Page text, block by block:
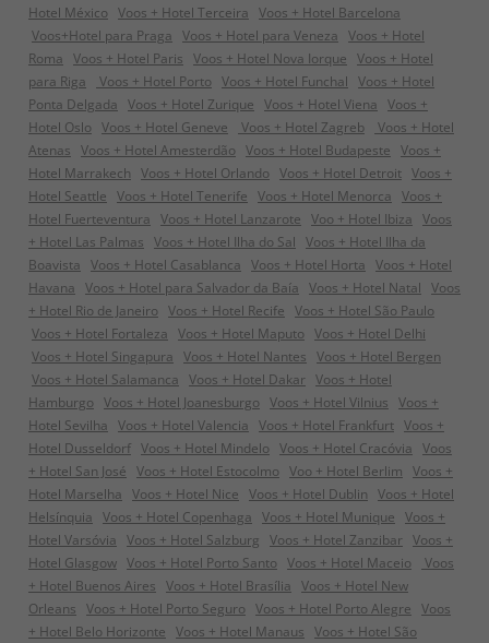
Hotel México Voos + Hotel Terceira Voos + Hotel Barcelona
Voos+Hotel para Praga Voos + Hotel para Veneza Voos + Hotel
Roma Voos + Hotel Paris Voos + Hotel Nova Iorque Voos + Hotel
para Riga
Voos + Hotel Porto Voos + Hotel Funchal Voos + Hotel
Ponta Delgada Voos + Hotel Zurique Voos + Hotel Viena Voos +
Hotel Oslo Voos + Hotel Geneve Voos + Hotel Zagreb
Voos + Hotel
Atenas Voos + Hotel Amesterdão Voos + Hotel Budapeste Voos +
Hotel Marrakech Voos + Hotel Orlando Voos + Hotel Detroit Voos +
Hotel Seattle Voos + Hotel Tenerife Voos + Hotel Menorca Voos +
Hotel Fuerteventura Voos + Hotel Lanzarote Voo + Hotel Ibiza Voos
+ Hotel Las Palmas Voos + Hotel Ilha do Sal Voos + Hotel Ilha da
Boavista Voos + Hotel Casablanca Voos + Hotel Horta Voos + Hotel
Havana Voos + Hotel para Salvador da Baía Voos + Hotel Natal Voos
+ Hotel Rio de Janeiro Voos + Hotel Recife Voos + Hotel São Paulo
Voos + Hotel Fortaleza Voos + Hotel Maputo Voos + Hotel Delhi
Voos + Hotel Singapura Voos + Hotel Nantes Voos + Hotel Bergen
Voos + Hotel Salamanca Voos + Hotel Dakar Voos + Hotel
Hamburgo Voos + Hotel Joanesburgo Voos + Hotel Vilnius Voos +
Hotel Sevilha Voos + Hotel Valencia Voos + Hotel Frankfurt Voos +
Hotel Dusseldorf Voos + Hotel Mindelo Voos + Hotel Cracóvia Voos
+ Hotel San José Voos + Hotel Estocolmo Voo + Hotel Berlim Voos +
Hotel Marselha Voos + Hotel Nice Voos + Hotel Dublin Voos + Hotel
Helsínquia Voos + Hotel Copenhaga Voos + Hotel Munique Voos +
Hotel Varsóvia Voos + Hotel Salzburg Voos + Hotel Zanzibar Voos +
Hotel Glasgow Voos + Hotel Porto Santo Voos + Hotel Maceio
Voos
+ Hotel Buenos Aires Voos + Hotel Brasília Voos + Hotel New
Orleans Voos + Hotel Porto Seguro Voos + Hotel Porto Alegre Voos
+ Hotel Belo Horizonte Voos + Hotel Manaus Voos + Hotel São